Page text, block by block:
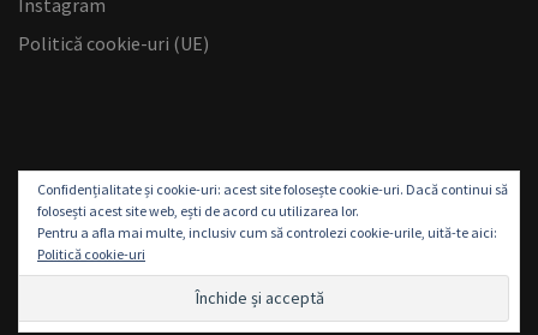
Instagram
Politică cookie-uri (UE)
Confidențialitate și cookie-uri: acest site folosește cookie-uri. Dacă continui să
folosești acest site web, ești de acord cu utilizarea lor.
Pentru a afla mai multe, inclusiv cum să controlezi cookie-urile, uită-te aici:
Politică cookie-uri